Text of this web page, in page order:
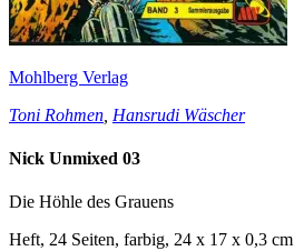
Mohlberg Verlag
Toni Rohmen Hansrudi Wäscher
Nick Unmixed 03
Die Höhle des Grauens
Heft, 24 Seiten, farbig, 24 x 17 x 0,3 cm